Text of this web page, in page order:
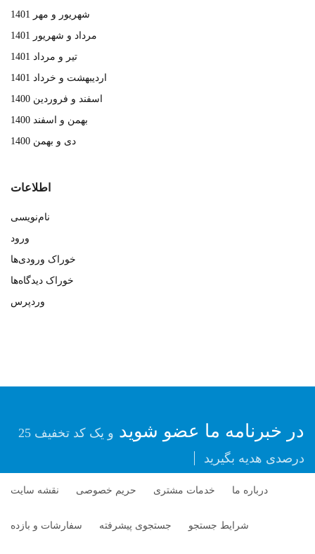
شهریور و مهر 1401
مرداد و شهریور 1401
تیر و مرداد 1401
اردیبهشت و خرداد 1401
اسفند و فروردین 1400
بهمن و اسفند 1400
دی و بهمن 1400
اطلاعات
نام‌نویسی
ورود
خوراک ورودی‌ها
خوراک دیدگاه‌ها
وردپرس
در خبرنامه ما عضو شوید
و یک کد تخفیف 25
درصدی هدیه بگیرید
درباره ما خدمات مشتری حریم خصوصی نقشه سایت
شرایط جستجو جستجوی پیشرفته سفارشات و بازده